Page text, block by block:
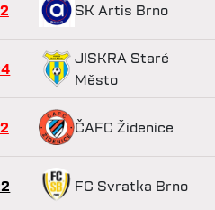
SK Artis Brno
JISKRA Staré
Město
ČAFC Židenice
FC Svratka Brno